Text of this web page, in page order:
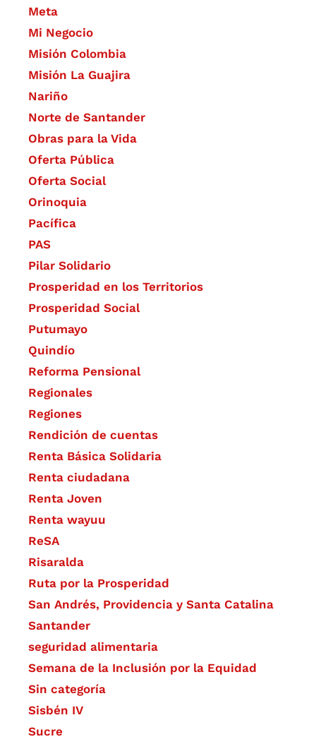
Meta
Mi Negocio
Misión Colombia
Misión La Guajira
Nariño
Norte de Santander
Obras para la Vida
Oferta Pública
Oferta Social​​
Orinoquia
Pacífica
PAS
Pilar Solidario
Prosperidad en los Territorios
Prosperidad Social
Putumayo
Quindío
Reforma Pensional
Regionales
Regiones
Rendición de cuentas
Renta Básica Solidaria
Renta ciudadana
Renta Joven
Renta wayuu
ReSA
Risaralda
Ruta por la Prosperidad
San Andrés, Providencia y Santa Catalina
Santander
seguridad alimentaria
Semana de la Inclusión por la Equidad
Sin categoría
Sisbén IV
Sucre